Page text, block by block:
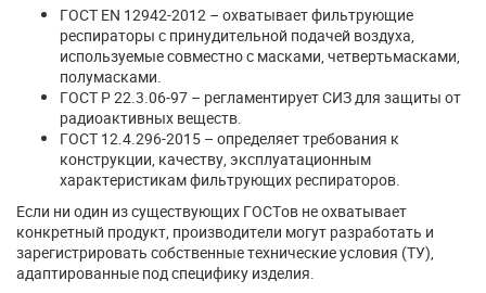
ГОСТ EN 12942-2012 – охватывает фильтрующие
респираторы с принудительной подачей воздуха,
используемые совместно с масками, четвертьмасками,
полумасками.
ГОСТ Р 22.3.06-97 – регламентирует СИЗ для защиты от
радиоактивных веществ.
ГОСТ 12.4.296-2015 – определяет требования к
конструкции, качеству, эксплуатационным
характеристикам фильтрующих респираторов.
Если ни один из существующих ГОСТов не охватывает
конкретный продукт, производители могут разработать и
зарегистрировать собственные технические условия (ТУ),
адаптированные под специфику изделия.